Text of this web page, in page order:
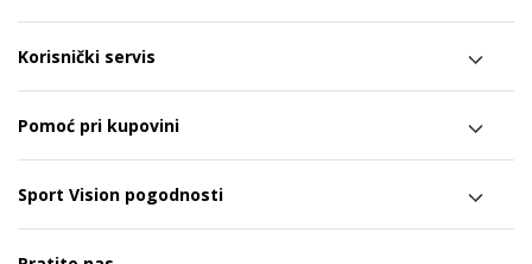
Korisnički servis
Pomoć pri kupovini
Sport Vision pogodnosti